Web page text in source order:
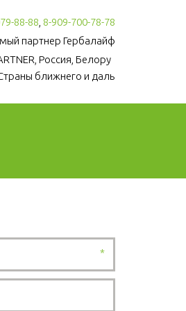
88-88 8-909-700-78-78
партнер Гербалайф
Россия, Белору
ближнего и даль
*